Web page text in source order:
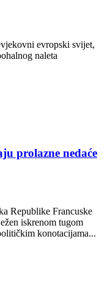
evropski svijet,
naleta
prolazne nedaće
Republike Francuske
iskrenom tugom
konotacijama...